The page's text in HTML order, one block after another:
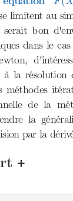
limitent au
bon
dans le
à la résolution
méthodes
de la
la
par la
+